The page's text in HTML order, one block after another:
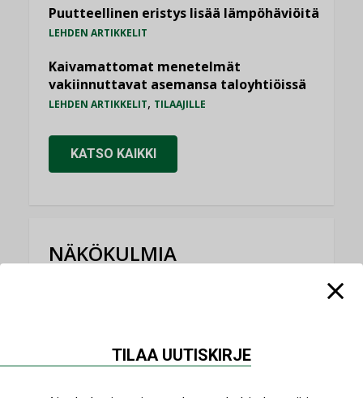
Puutteellinen eristys lisää lämpöhäviöitä
LEHDEN ARTIKKELIT
Kaivamattomat menetelmät
vakiinnuttavat asemansa taloyhtiöissä
LEHDEN ARTIKKELIT, TILAAJILLE
KATSO KAIKKI
NÄKÖKULMIA
Sähköistäminen säästää euroja
TILAA UUTISKIRJE